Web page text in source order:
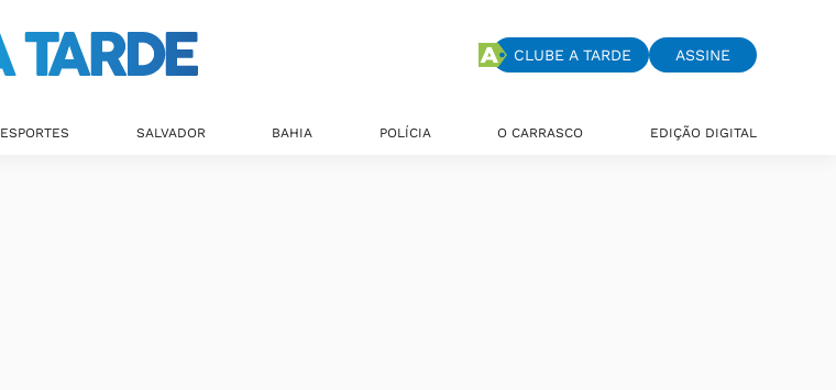
CLUBE A TARDE ASSINE
ESPORTES SALVADOR BAHIA POLÍCIA O CARRASCO EDIÇÃO DIGITAL